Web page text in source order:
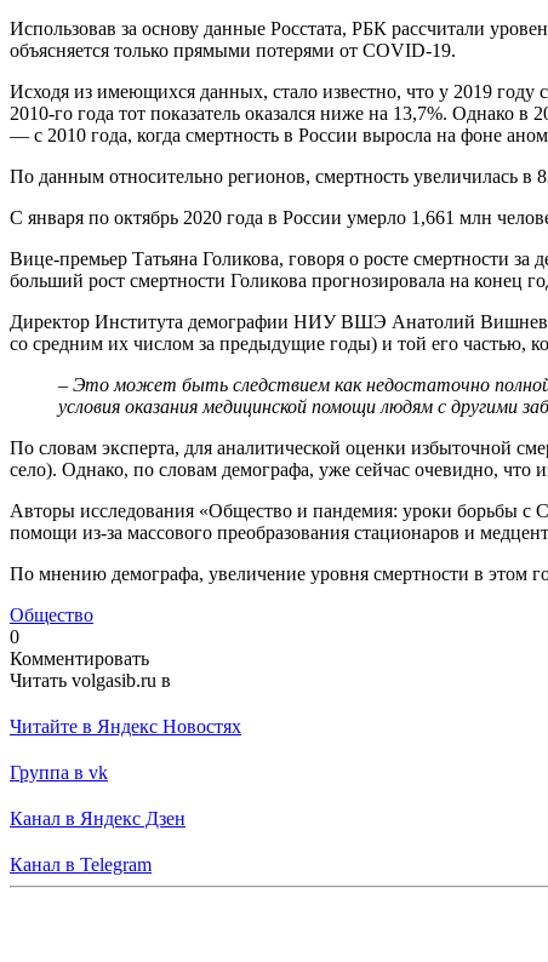
Использовав за основу данные Росстата, РБК рассчитали
объясняется только прямыми потерями от COVID-19.
Исходя из имеющихся данных, стало известно, что у 2019
2010-го года тот показатель оказался ниже на 13,7%. Однако
— с 2010 года, когда смертность в России выросла на фоне
По данным относительно регионов, смертность увеличилась в
С января по октябрь 2020 года в России умерло 1,661 млн
Вице-премьер Татьяна Голикова, говоря о росте смертности
больший рост смертности Голикова прогнозировала на конец
Директор Института демографии НИУ ВШЭ Анатолий
со средним их числом за предыдущие годы) и той его частью,
– Это может быть следствием как недостаточно
условия оказания медицинской помощи людям с другими
По словам эксперта, для аналитической оценки избыточной
село). Однако, по словам демографа, уже сейчас очевидно,
Авторы исследования «Общество и пандемия: уроки борьбы с
помощи из-за массового преобразования стационаров и
По мнению демографа, увеличение уровня смертности в этом
Общество
0
Комментировать
Читать volgasib.ru в
Читайте в Яндекс Новостях
Группа в vk
Канал в Яндекс Дзен
Канал в Telegram